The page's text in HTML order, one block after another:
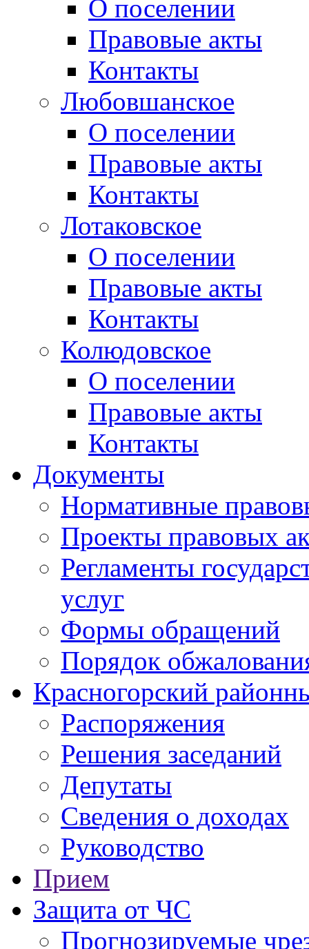
О поселении
Правовые акты
Контакты
Любовшанское
О поселении
Правовые акты
Контакты
Лотаковское
О поселении
Правовые акты
Контакты
Колюдовское
О поселении
Правовые акты
Контакты
Документы
Нормативные
Проекты правовых
Регламенты
услуг
Формы обращений
Порядок
Красногорский
Распоряжения
Решения заседаний
Депутаты
Сведения о доходах
Руководство
Прием
Защита от ЧС
Прогнозируемые